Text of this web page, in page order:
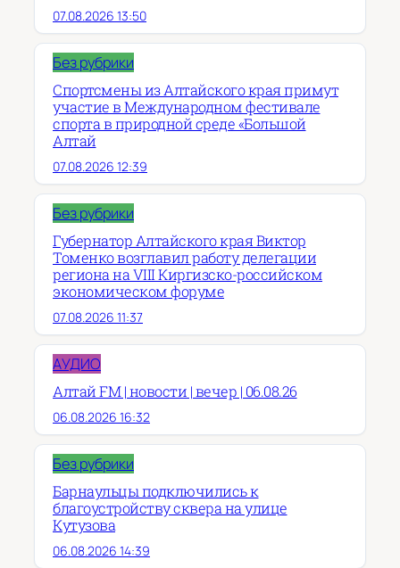
07.08.2026 13:50
Без рубрики
Спортсмены из Алтайского края примут
участие в Международном фестивале
спорта в природной среде «Большой
Алтай
07.08.2026 12:39
Без рубрики
Губернатор Алтайского края Виктор
Томенко возглавил работу делегации
региона на VIII Киргизско-российском
экономическом форуме
07.08.2026 11:37
АУДИО
Алтай FM | новости | вечер | 06.08.26
06.08.2026 16:32
Без рубрики
Барнаульцы подключились к
благоустройству сквера на улице
Кутузова
06.08.2026 14:39